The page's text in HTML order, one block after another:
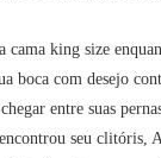
cama king size
boca com desejo
entre suas
seu clitóris,